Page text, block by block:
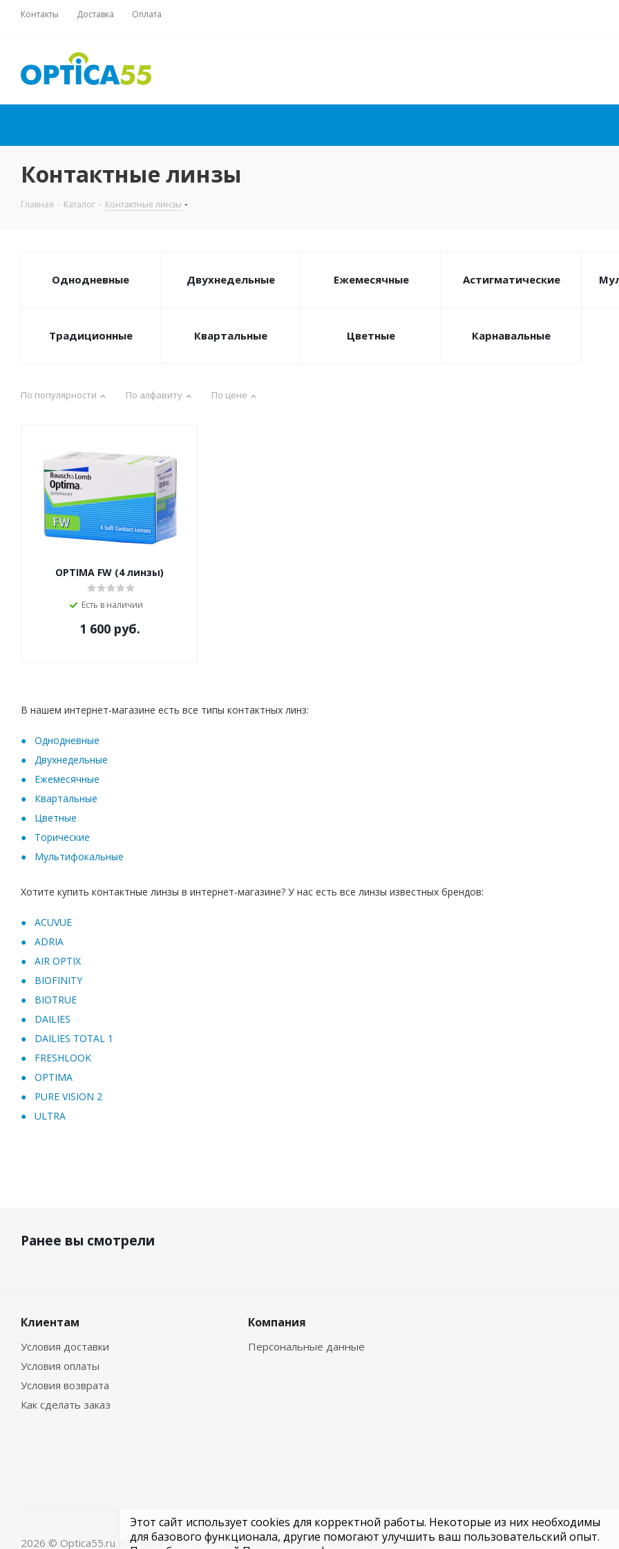
Контакты Доставка Оплата
Контактные линзы
Главная - Каталог - Контактные линзы
Однодневные Двухнедельные Ежемесячные Астигматические
Традиционные Квартальные Цветные Карнавальные
По популярности По алфавиту По цене
OPTIMA FW (4 линзы)
Есть в наличии
1 600 руб.
В нашем интернет-магазине есть все типы контактных линз:
Oднодневные
Двухнедельные
Ежемесячные
Квартальные
Цветные
Торические
Мультифокальные
Хотите купить контактные линзы в интернет-магазине? У нас есть все линзы известных брендов:
ACUVUE
ADRIA
AIR OPTIX
BIOFINITY
BIOTRUE
DAILIES
DAILIES TOTAL 1
FRESHLOOK
OPTIMA
PURE VISION 2
ULTRA
Ранее вы смотрели
Клиентам
Условия доставки
Условия оплаты
Условия возврата
Как сделать заказ
Компания
Персональные данные
2026 © Optica55.ru ИП Cухих Л.Н. ОГРН ИП 304550732900224 ИНН 550703988372
Этот сайт использует cookies для корректной работы. Некоторые из них необходимы
для базового функционала, другие помогают улучшить ваш пользовательский опыт.